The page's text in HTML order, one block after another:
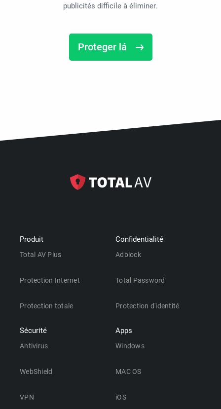
publicités difficile à éliminer.
Proteger lá
Produit
Total AV Plus
Protection Internet
Protection totale
Sécurité
Antivirus
WebShield
VPN
Confidentialité
Adblock
Total Password
Protection d'identité
Apps
Windows
MAC OS
iOS